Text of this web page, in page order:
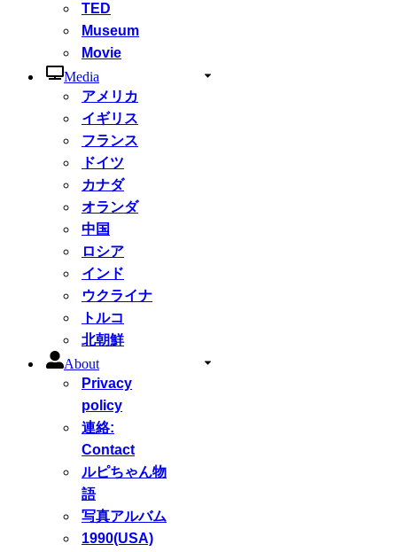
TED
Museum
Movie
Media
アメリカ
イギリス
フランス
ドイツ
カナダ
オランダ
中国
ロシア
インド
ウクライナ
トルコ
北朝鮮
About
Privacy
policy
連絡:
Contact
ルピちゃん物
語
写真アルバム
1990(USA)